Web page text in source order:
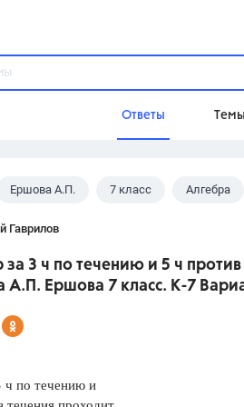
Ответы Темы
Ершова А.П. 7 класс Алгебра
Гаврилов
за 3 ч по течению и 5 ч
А.П. Ершова 7 класс. К-7
ч по течению и